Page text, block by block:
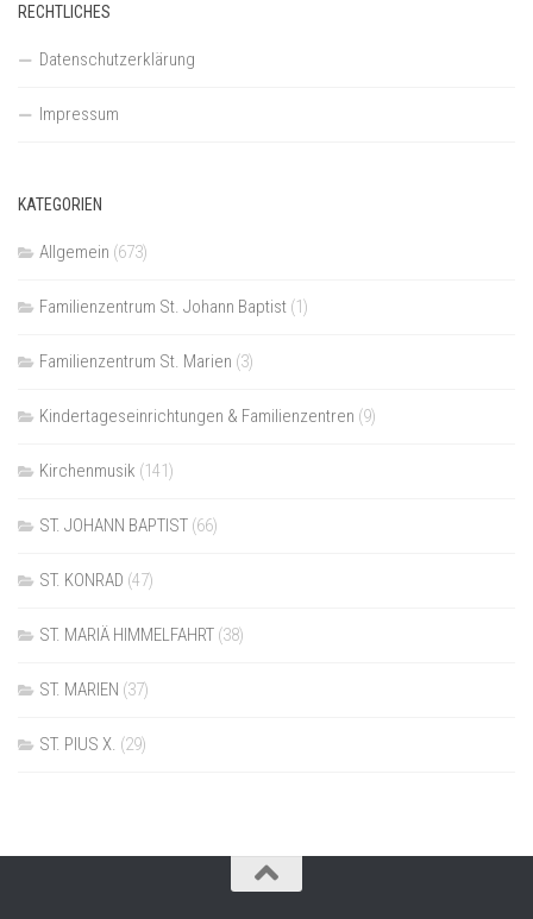
RECHTLICHES
Datenschutzerklärung
Impressum
KATEGORIEN
Allgemein (673)
Familienzentrum St. Johann Baptist (1)
Familienzentrum St. Marien (3)
Kindertageseinrichtungen & Familienzentren (9)
Kirchenmusik (141)
ST. JOHANN BAPTIST (66)
ST. KONRAD (47)
ST. MARIÄ HIMMELFAHRT (38)
ST. MARIEN (37)
ST. PIUS X. (29)